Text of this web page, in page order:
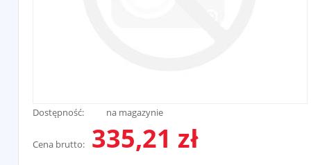
Dostępność: na magazynie
Cena brutto: 335,21 zł